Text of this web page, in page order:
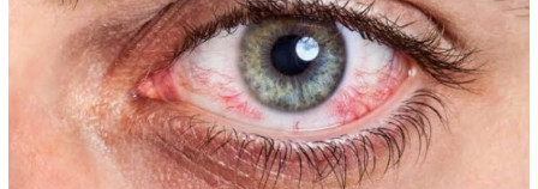
العربية